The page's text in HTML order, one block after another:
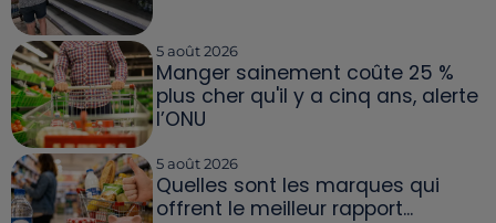
5 août 2026
Manger sainement coûte 25 %
plus cher qu'il y a cinq ans, alerte
l’ONU
5 août 2026
Quelles sont les marques qui
offrent le meilleur rapport...